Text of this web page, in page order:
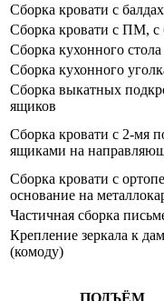
Сборка кровати с
Сборка кровати с ПМ,
Сборка кухонного стола
Сборка кухонного
Сборка выкатных
ящиков
Сборка кровати с 2-мя
ящиками на
Сборка кровати с
основание на
Частичная сборка
Крепление зеркала к
(комоду)
ПОДЪЁМ